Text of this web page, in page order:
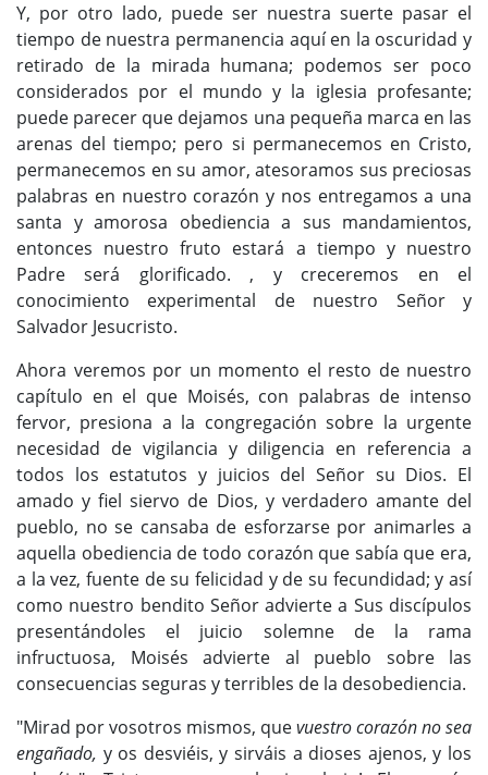
Y, por otro lado, puede ser nuestra suerte pasar el
tiempo de nuestra permanencia aquí en la oscuridad y
retirado de la mirada humana; podemos ser poco
considerados por el mundo y la iglesia profesante;
puede parecer que dejamos una pequeña marca en las
arenas del tiempo; pero si permanecemos en Cristo,
permanecemos en su amor, atesoramos sus preciosas
palabras en nuestro corazón y nos entregamos a una
santa y amorosa obediencia a sus mandamientos,
entonces nuestro fruto estará a tiempo y nuestro
Padre será glorificado. , y creceremos en el
conocimiento experimental de nuestro Señor y
Salvador Jesucristo.
Ahora veremos por un momento el resto de nuestro
capítulo en el que Moisés, con palabras de intenso
fervor, presiona a la congregación sobre la urgente
necesidad de vigilancia y diligencia en referencia a
todos los estatutos y juicios del Señor su Dios. El
amado y fiel siervo de Dios, y verdadero amante del
pueblo, no se cansaba de esforzarse por animarles a
aquella obediencia de todo corazón que sabía que era,
a la vez, fuente de su felicidad y de su fecundidad; y así
como nuestro bendito Señor advierte a Sus discípulos
presentándoles el juicio solemne de la rama
infructuosa, Moisés advierte al pueblo sobre las
consecuencias seguras y terribles de la desobediencia.
"Mirad por vosotros mismos, quevuestro corazón no sea
engañado, y os desviéis, y sirváis a dioses ajenos, y los